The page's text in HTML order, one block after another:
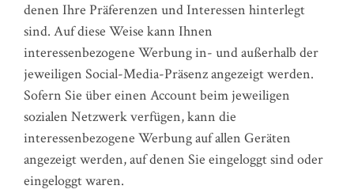
denen Ihre Präferenzen und Interessen hinterlegt
sind. Auf diese Weise kann Ihnen
interessenbezogene Werbung in- und außerhalb der
jeweiligen Social-Media-Präsenz angezeigt werden.
Sofern Sie über einen Account beim jeweiligen
sozialen Netzwerk verfügen, kann die
interessenbezogene Werbung auf allen Geräten
angezeigt werden, auf denen Sie eingeloggt sind oder
eingeloggt waren.